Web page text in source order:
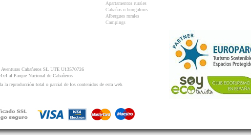
Apartamentos rurales
Cabañas o bungalows
Albergues rurales
Campings
Cabañeros SL UTE U13570726
al Parque Nacional de Cabañeros
reproducción total o parcial de los contenidos de esta web.